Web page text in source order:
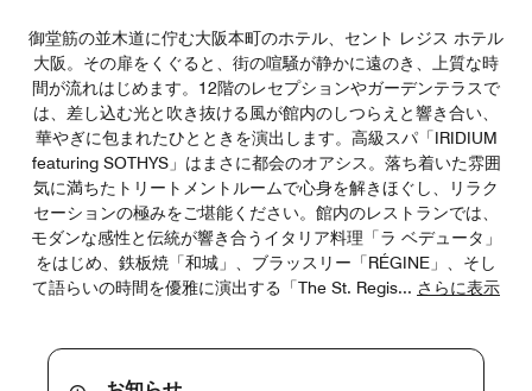
御堂筋の並木道に佇む大阪本町のホテル、セント レジス ホテル
大阪。その扉をくぐると、街の喧騒が静かに遠のき、上質な時
間が流れはじめます。12階のレセプションやガーデンテラスで
は、差し込む光と吹き抜ける風が館内のしつらえと響き合い、
華やぎに包まれたひとときを演出します。高級スパ「IRIDIUM
featuring SOTHYS」はまさに都会のオアシス。落ち着いた雰囲
気に満ちたトリートメントルームで心身を解きほぐし、リラク
セーションの極みをご堪能ください。館内のレストランでは、
モダンな感性と伝統が響き合うイタリア料理「ラ ベデュータ」
をはじめ、鉄板焼「和城」、ブラッスリー「RÉGINE」、そし
て語らいの時間を優雅に演出する「The St. Regis... さらに表示